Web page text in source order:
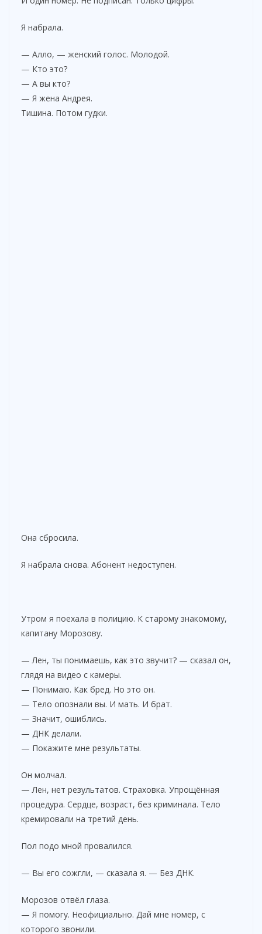
Я набрала.
— Алло, — женский голос. Молодой.
— Кто это?
— А вы кто?
— Я жена Андрея.
Тишина. Потом гудки.
Она сбросила.
Я набрала снова. Абонент недоступен.
Утром я поехала в полицию. К старому знакомому,
капитану Морозову.
— Лен, ты понимаешь, как это звучит? — сказал он,
глядя на видео с камеры.
— Понимаю. Как бред. Но это он.
— Тело опознали вы. И мать. И брат.
— Значит, ошиблись.
— ДНК делали.
— Покажите мне результаты.
Он молчал.
— Лен, нет результатов. Страховка. Упрощённая
процедура. Сердце, возраст, без криминала. Тело
кремировали на третий день.
Пол подо мной провалился.
— Вы его сожгли, — сказала я. — Без ДНК.
Морозов отвёл глаза.
— Я помогу. Неофициально. Дай мне номер, с
которого звонили.